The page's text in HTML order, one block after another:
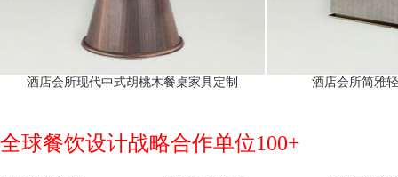
酒店会所现代中式胡桃木餐桌家具定制 酒店会所简雅
全球餐饮设计战略合作单位100+